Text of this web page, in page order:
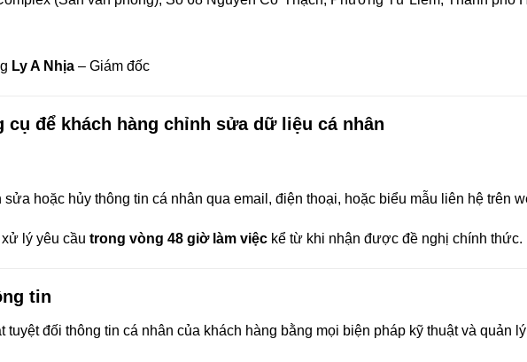
Ly A Nhịa – Giám đốc
cụ để khách hàng chỉnh sửa dữ liệu cá nhân
hoặc hủy thông tin cá nhân qua email, điện thoại, hoặc biểu mẫu liên hệ trên
lý yêu cầu trong vòng 48 giờ làm việckể từ khi nhận được đề nghị chính thức.
tin
tuyệt đối thông tin cá nhân của khách hàng bằng mọi biện pháp kỹ thuật và quản